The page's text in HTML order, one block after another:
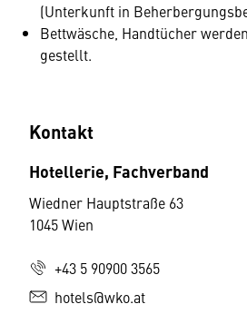
(Unterkunft in
Bettwäsche, Handtücher
gestellt.
Kontakt
Hotellerie, Fachverband
Wiedner Hauptstraße 63
1045 Wien
+43 5 90900 3565
hotels@wko.at